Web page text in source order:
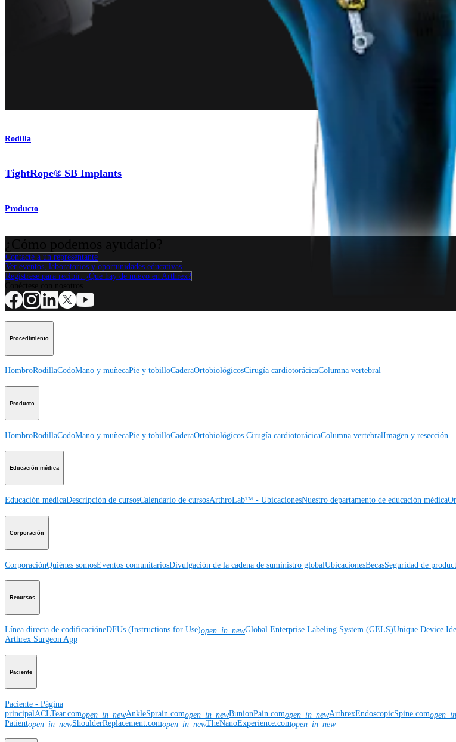
Rodilla
TightRope® SB Implants
Producto
Contacte a un representante
Ver eventos, laboratorios y oportunidades educativas
Regístrese para recibir: ¿Qué hay de nuevo en Arthrex?
Procedimiento
HombroRodillaCodoMano y muñecaPie y tobilloCaderaOrtobiológicosCirugía cardiotorácicaColumna vertebral
Producto
HombroRodillaCodoMano y muñecaPie y tobilloCaderaOrtobiológicos Cirugía cardiotorácicaColumna vertebralImagen y resección
Educación médica
Educación médicaDescripción de cursosCalendario de cursosArthroLab™ - UbicacionesNuestro departamento de educación médica
Corporación
CorporaciónQuiénes somosEventos comunitariosDivulgación de la cadena de suministro globalUbicacionesBecasSeguridad de
Recursos
Línea directa de codificacióneDFUs (Instructions for Use)open_in_newGlobal Enterprise Labeling System (GELS)Unique Device
Arthrex Surgeon App
Paciente
Paciente - Página
principal ACLTear.comopen_in_newAnkleSprain.comopen_in_newBunionPain.comopen_in_newArthrexEndoscopicSpine.com
Patientopen_in_newShoulderReplacement.comopen_in_newTheNanoExperience.comopen_in_new